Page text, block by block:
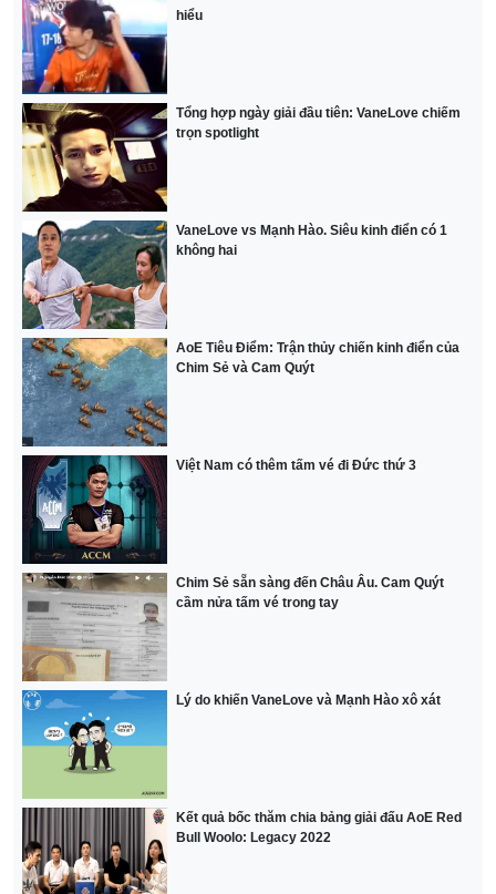
hiểu
Tổng hợp ngày giải đầu tiên: VaneLove chiếm
trọn spotlight
VaneLove vs Mạnh Hào. Siêu kinh điển có 1
không hai
AoE Tiêu Điểm: Trận thủy chiến kinh điển của
Chim Sẻ và Cam Quýt
Việt Nam có thêm tấm vé đi Đức thứ 3
Chim Sẻ sẵn sàng đến Châu Âu. Cam Quýt
cầm nửa tấm vé trong tay
Lý do khiến VaneLove và Mạnh Hào xô xát
Kết quả bốc thăm chia bảng giải đấu AoE Red
Bull Woolo: Legacy 2022